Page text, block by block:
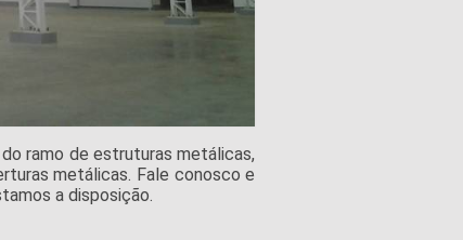
ramo de estruturas metálicas,
metálicas. Fale conosco e
a disposição.